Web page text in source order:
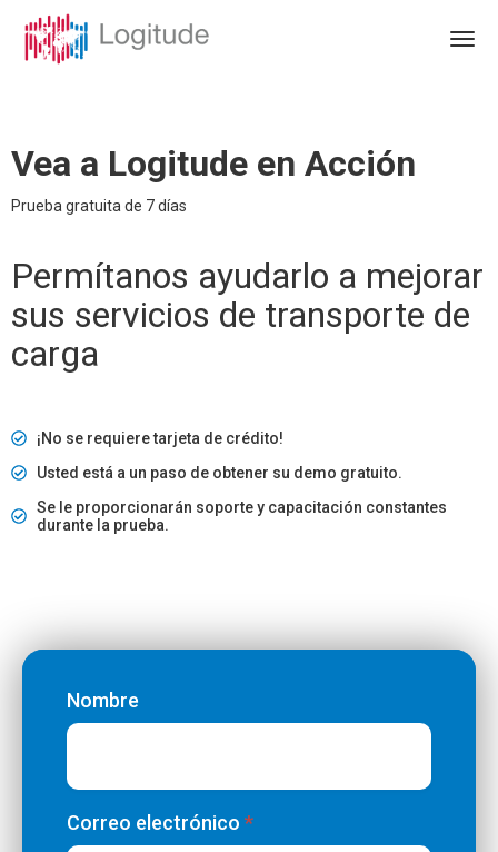
Vea a Logitude en Acción
Prueba gratuita de 7 días
Permítanos ayudarlo a mejorar
sus servicios de transporte de
carga
¡No se requiere tarjeta de crédito!
Usted está a un paso de obtener su demo gratuito.
Se le proporcionarán soporte y capacitación constantes
durante la prueba.
Trial
Up
Nombre
Correo electrónico *